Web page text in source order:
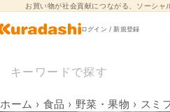
コンテンツに進
む
お買い物が社会貢献につながる、ソーシャ
ログイン / 新規登録
ホーム › 食品 › 野菜・果物 › スミ